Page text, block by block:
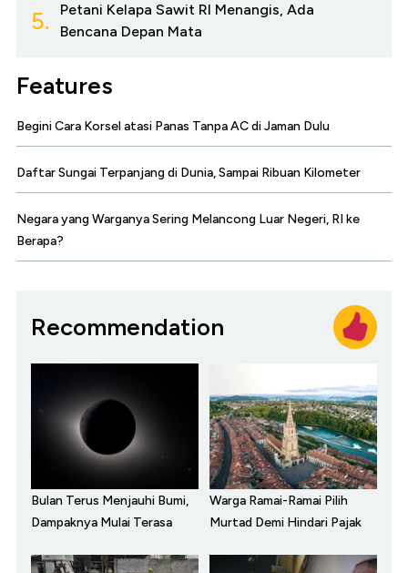
5.
Petani Kelapa Sawit RI Menangis, Ada
Bencana Depan Mata
Features
Begini Cara Korsel atasi Panas Tanpa AC di Jaman Dulu
Daftar Sungai Terpanjang di Dunia, Sampai Ribuan Kilometer
Negara yang Warganya Sering Melancong Luar Negeri, RI ke
Berapa?
Recommendation
Bulan Terus Menjauhi Bumi,
Dampaknya Mulai Terasa
Warga Ramai-Ramai Pilih
Murtad Demi Hindari Pajak